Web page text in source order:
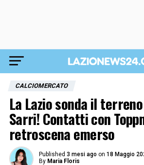
CALCIOMERCATO
La Lazio sonda il
Sarri! Contatti con
retroscena emerso
Published 3 mesi ago on 18 Maggio
By Maria Floris